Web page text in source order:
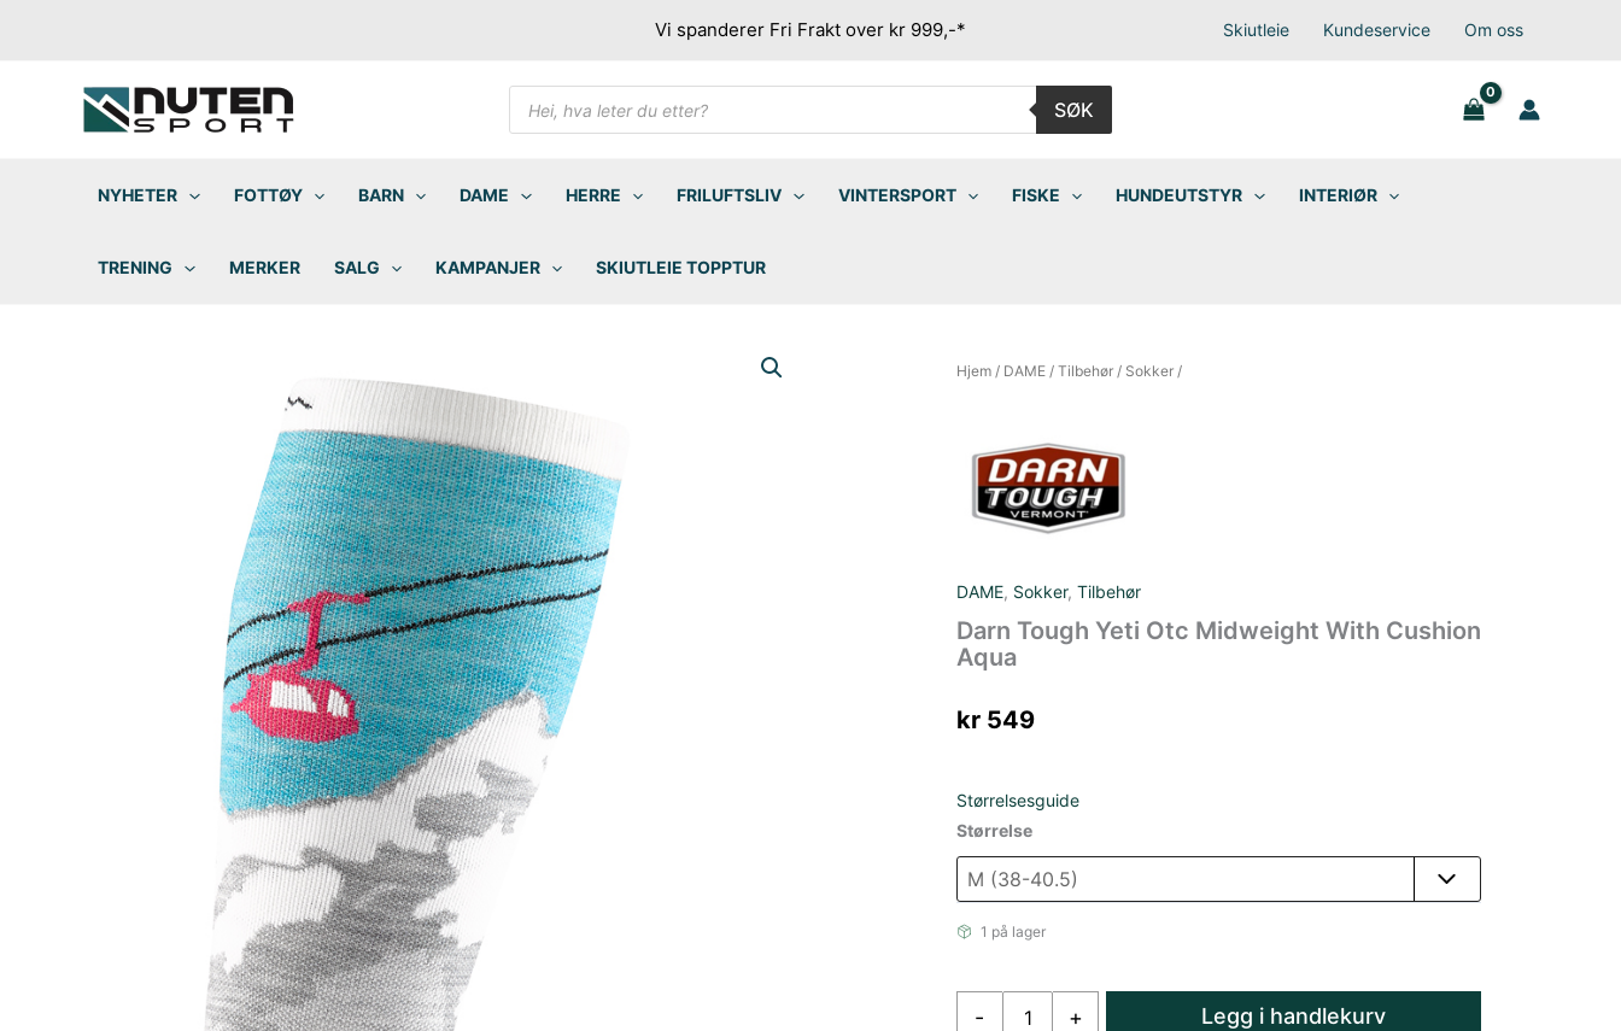
Vi spanderer Fri Frakt over kr 999,-* Skiutleie Kundeservice Om oss
Products
search
SØK
NYHETER FOTTØY BARN DAME HERRE FRILUFTSLIV VINTERSPORT FISKE HUNDEUTSTYR INTERIØR
TRENING MERKER SALG KAMPANJER SKIUTLEIE TOPPTUR
Hjem/ DAME/ Tilbehør/ Sokker/
DAME, Sokker, Tilbehør
Darn Tough Yeti Otc Midweight With Cushion
Aqua
kr549
Størrelsesguide
Størrelse
1 på lager
- + Legg i handlekurv